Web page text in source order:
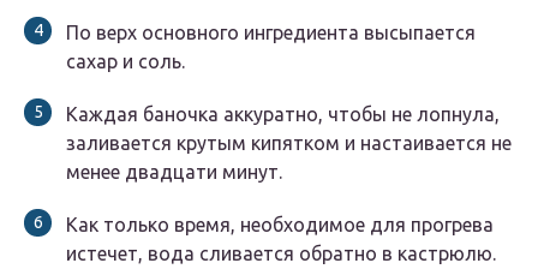
По верх основного ингредиента высыпается
сахар и соль.
Каждая баночка аккуратно, чтобы не лопнула,
заливается крутым кипятком и настаивается не
менее двадцати минут.
Как только время, необходимое для прогрева
истечет, вода сливается обратно в кастрюлю.